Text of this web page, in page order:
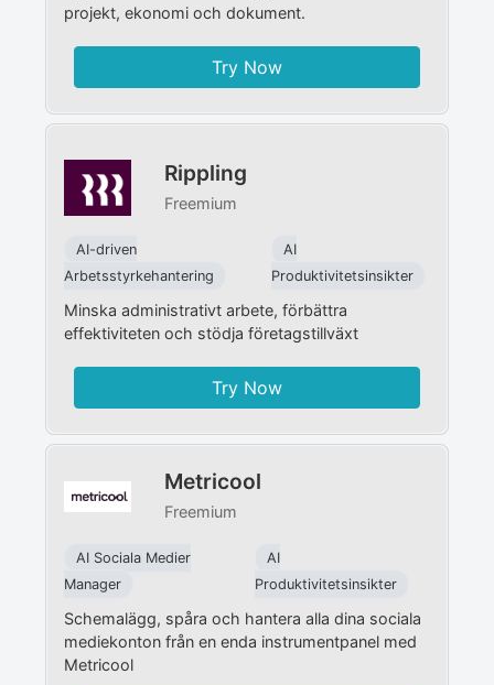
projekt, ekonomi och dokument.
Try Now
Rippling
Freemium
AI-driven
Arbetsstyrkehantering
AI
Produktivitetsinsikter
Minska administrativt arbete, förbättra
effektiviteten och stödja företagstillväxt
Try Now
Metricool
Freemium
AI Sociala Medier
Manager
AI
Produktivitetsinsikter
Schemalägg, spåra och hantera alla dina sociala
mediekonton från en enda instrumentpanel med
Metricool